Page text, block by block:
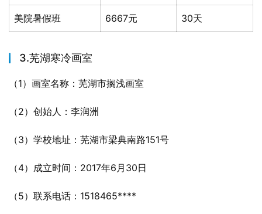
美院暑假班 6667元 30天
3.芜湖寒冷画室
（1）画室名称：芜湖市搁浅画室
（2）创始人：李润洲
（3）学校地址：芜湖市梁典南路151号
（4）成立时间：2017年6月30日
（5）联系电话：1518465****